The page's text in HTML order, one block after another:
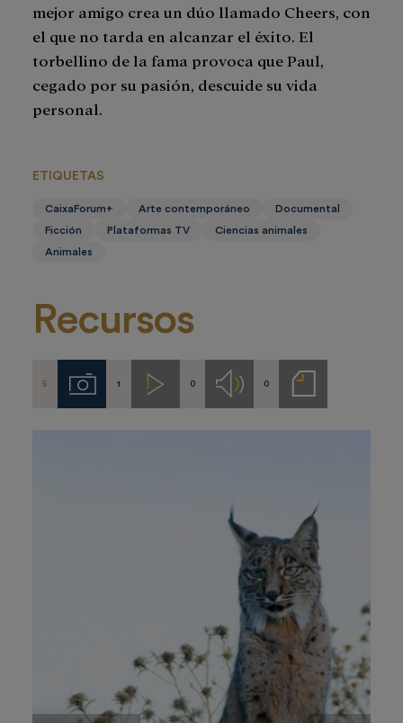
mejor amigo crea un dúo llamado Cheers, con
el que no tarda en alcanzar el éxito. El
torbellino de la fama provoca que Paul,
cegado por su pasión, descuide su vida
personal.
ETIQUETAS
CaixaForum+ Arte contemporáneo
Documental
Ficción
Plataformas TV
Ciencias animales
Animales
Recursos
5 Imágenes
1 Videos
0 Audios
0
Notas
de